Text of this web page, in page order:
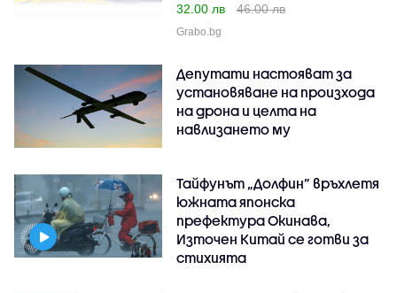
32.00 лв
46.00 лв
Grabo.bg
Депутати настояват за
установяване на произхода
на дрона и целта на
навлизането му
Тайфунът „Долфин” връхлетя
южната японска
префектура Окинава,
Източен Китай се готви за
стихията